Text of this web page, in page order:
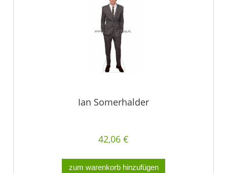
Ian Somerhalder
42,06 €
zum warenkorb hinzufügen